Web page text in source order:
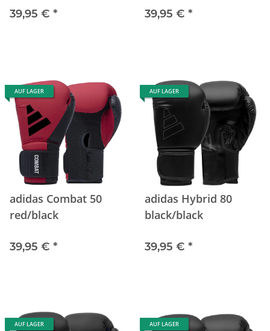
39,95 € * 39,95 € *
AUF LAGER
adidas Combat 50
red/black
39,95 € *
AUF LAGER
adidas Hybrid 80
black/black
39,95 € *
AUF LAGER AUF LAGER